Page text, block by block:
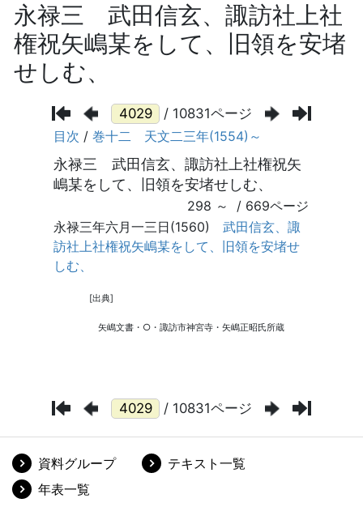
永禄三 武田信玄、諏訪社上社
権祝矢嶋某をして、旧領を安堵
せしむ、
/ 10831ページ
/ 10831ページ
資料グループ
テキスト一覧
年表一覧